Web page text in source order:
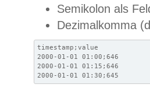
Semikolon als
Dezimalkomma
timestamp;value
2000-01-01 01:00;646
2000-01-01 01:15;646
2000-01-01 01:30;645